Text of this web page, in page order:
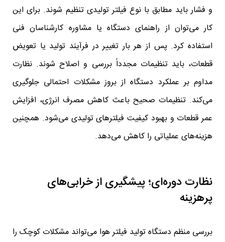
و فشار باید مطابق با نوع فیلتر تولیدی تنظیم شوند. برای این
کار می‌توان از راهنمای دستگاه یا مشاوره کارشناسان فنی
استفاده کرد. پس از هر بار تغییر در فرآیند تولید یا تعویض
قطعات، باید تنظیمات مجدداً بررسی و اصلاح شوند. نظارت
مداوم بر عملکرد دستگاه از بروز مشکلات احتمالی جلوگیری
می‌کند. تنظیمات صحیح باعث کاهش مصرف انرژی، افزایش
عمر قطعات و بهبود کیفیت فیلترهای تولیدی می‌شود. همچنین
هزینه‌های عملیاتی را کاهش می‌دهد.
نظارت دوره‌ای؛ پیشگیری از خرابی‌های
پرهزینه
بررسی منظم دستگاه تولید فیلتر هوا می‌تواند مشکلات کوچک را